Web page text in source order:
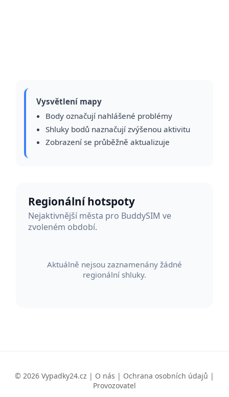
Vysvětlení mapy
Body označují nahlášené problémy
Shluky bodů naznačují zvýšenou aktivitu
Zobrazení se průběžně aktualizuje
Regionální hotspoty
Nejaktivnější města pro BuddySIM ve
zvoleném období.
Aktuálně nejsou zaznamenány žádné
regionální shluky.
© 2026 Vypadky24.cz | O nás | Ochrana osobních údajů |
Provozovatel